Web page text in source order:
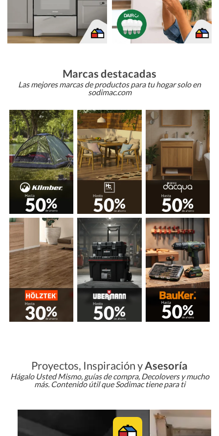
Marcas destacadas
Las mejores marcas de productos para tu hogar solo en
sodimac.com
Proyectos, Inspiración yAsesoría
Hágalo Usted Mismo, guías de compra, Decolovers y mucho
más. Contenido útil que Sodimac tiene para ti